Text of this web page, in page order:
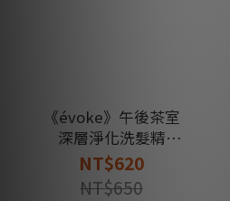
《évoke》午後茶室
深層淨化洗髮精
300mL
NT$620
NT$650